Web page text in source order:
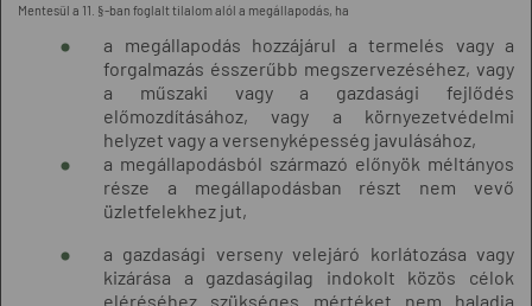
Mentesül a 11. §-ban foglalt tilalom alól a megállapodás, ha
a megállapodás hozzájárul a termelés vagy a
forgalmazás ésszerűbb megszervezéséhez, vagy
a műszaki vagy a gazdasági fejlődés
előmozdításához, vagy a környezetvédelmi
helyzet vagy a versenyképesség javulásához,
a megállapodásból származó előnyök méltányos
része a megállapodásban részt nem vevő
üzletfelekhez jut,
a gazdasági verseny velejáró korlátozása vagy
kizárása a gazdaságilag indokolt közös célok
eléréséhez szükséges mértéket nem haladja